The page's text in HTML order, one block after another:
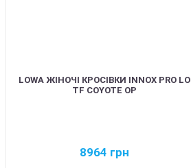
LOWA ЖІНОЧІ КРОСІВКИ INNOX PRO LO
TF COYOTE OP
8964 грн